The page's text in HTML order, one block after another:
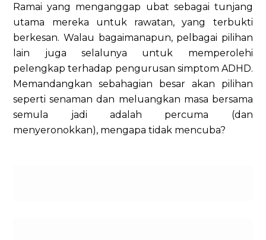
Ramai yang menganggap ubat sebagai tunjang
utama mereka untuk rawatan, yang terbukti
berkesan. Walau bagaimanapun, pelbagai pilihan
lain juga selalunya untuk memperolehi
pelengkap terhadap pengurusan simptom ADHD.
Memandangkan sebahagian besar akan pilihan
seperti senaman dan meluangkan masa bersama
semula jadi adalah percuma (dan
menyeronokkan), mengapa tidak mencuba?